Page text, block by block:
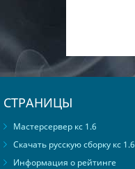
СТРАНИЦЫ
Мастерсервер кс 1.6
Скачать русскую сборку кс 1.6
Информация о рейтинге